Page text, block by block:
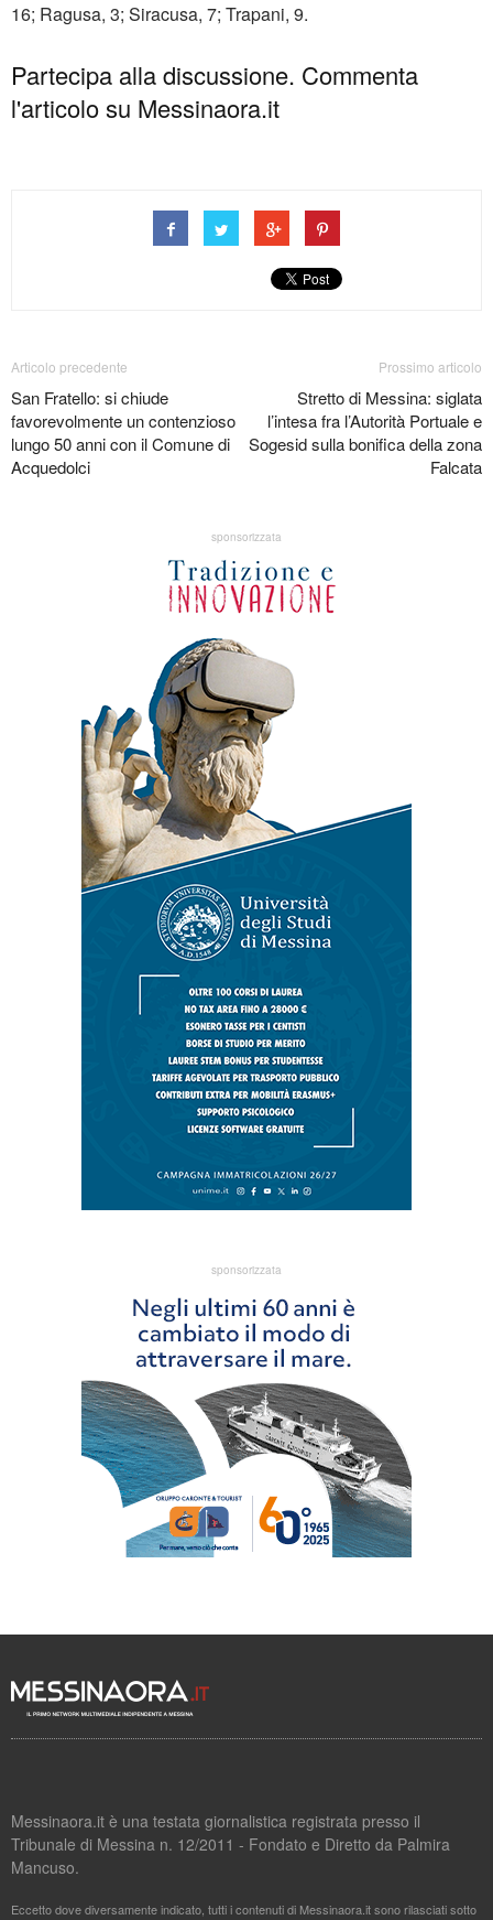
16; Ragusa, 3; Siracusa, 7; Trapani, 9.
Partecipa alla discussione. Commenta
l'articolo su Messinaora.it
Articolo precedente
San Fratello: si chiude
favorevolmente un contenzioso
lungo 50 anni con il Comune di
Acquedolci
Prossimo articolo
Stretto di Messina: siglata
l’intesa fra l’Autorità Portuale e
Sogesid sulla bonifica della zona
Falcata
sponsorizzata
sponsorizzata
Messinaora.it è una testata giornalistica registrata presso il
Tribunale di Messina n. 12/2011 - Fondato e Diretto da Palmira
Mancuso.
Eccetto dove diversamente indicato, tutti i contenuti di Messinaora.it sono rilasciati sotto